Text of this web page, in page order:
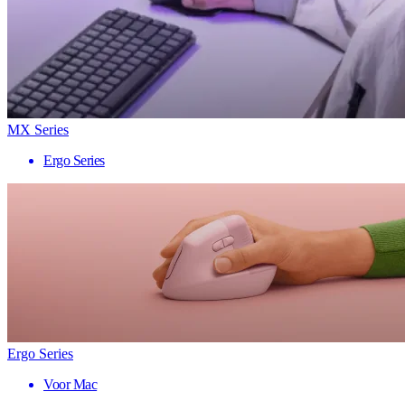
MX Series
Ergo Series
Ergo Series
Voor Mac